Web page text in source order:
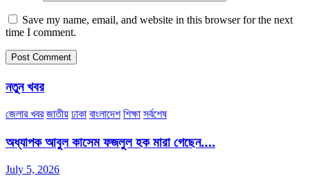
Save my name, email, and website in this browser for the next
time I comment.
নতুন খবর
জেলার খবর জাতীয় ঢাকা বাংলাদেশ শিক্ষা সর্বশেষ
অধ্যাপক আবুল কাসেম ফজলুল হক মারা গেছেন….
July 5, 2026